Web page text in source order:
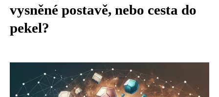
vysněné postavě, nebo cesta do
pekel?